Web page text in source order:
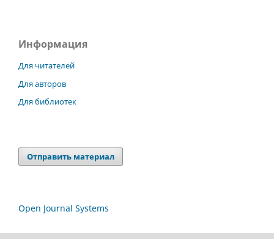
Информация
Для читателей
Для авторов
Для библиотек
Отправить материал
Open Journal Systems